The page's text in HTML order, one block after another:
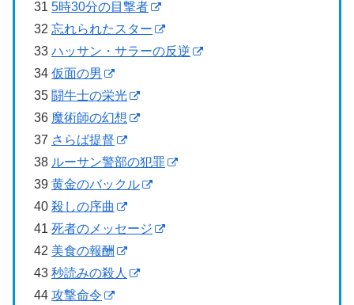
31 5時30分の目撃者
32 忘れられたスター
33 ハッサン・サラーの反逆
34 仮面の男
35 闘牛士の栄光
36 魔術師の幻想
37 さらば提督
38 ルーサン警部の犯罪
39 黄金のバックル
40 殺しの序曲
41 死者のメッセージ
42 美食の報酬
43 秒読みの殺人
44 攻撃命令